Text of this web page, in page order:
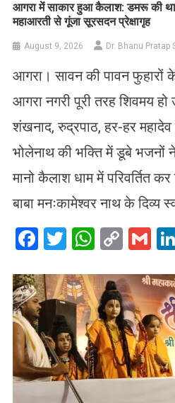
आगरा में साकार हुआ कैलाश: डमरू की
महाआरती से गूंजा सूरसदन प्रेक्षागृह
August 9, 2026 Dr. Bhanu Pratap
आगरा। सावन की पावन फुहारों
आगरा नगरी पूरी तरह शिवमय
शंखनाद, रुद्रपाठ, हर-हर
भोलेनाथ की भक्ति में डूबे भजनों
मानो कैलाश धाम में परिवर्तित
बाबा मनःकामेश्वर नाथ के दिव्य
Facebook
TwitterCopy